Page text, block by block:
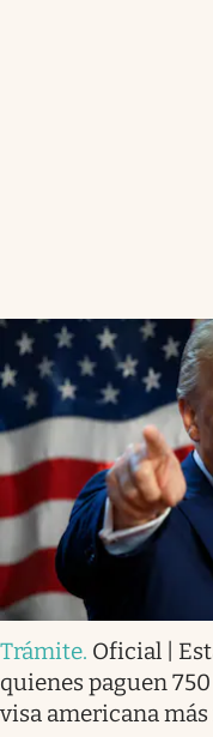
Trámite. Oficial |
quienes paguen
visa americana